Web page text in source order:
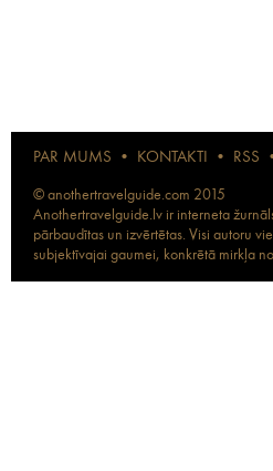
PAR MUMS • KONTAKTI • RSS
© anothertravelguide.com 2015
Anothertravelguide.lv ir interneta
pārbaudītas un izvērtētas. Visi autoru
subjektīvajai gaumei, konkrētā mirkļa